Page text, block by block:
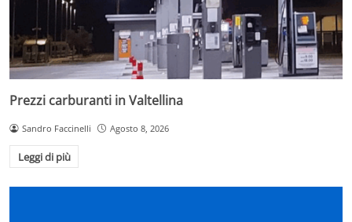
Prezzi carburanti in Valtellina
Sandro Faccinelli Agosto 8, 2026
Leggi di più